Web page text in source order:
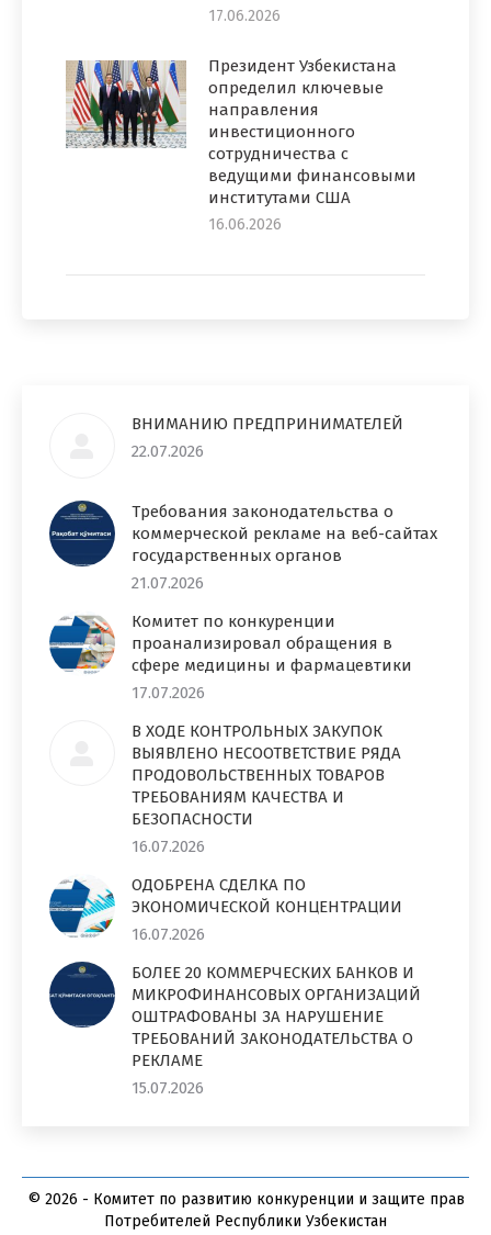
17.06.2026
Президент Узбекистана
определил ключевые
направления
инвестиционного
сотрудничества с
ведущими финансовыми
институтами США
16.06.2026
ВНИМАНИЮ ПРЕДПРИНИМАТЕЛЕЙ
22.07.2026
Требования законодательства о
коммерческой рекламе на веб-сайтах
государственных органов
21.07.2026
Комитет по конкуренции
проанализировал обращения в
сфере медицины и фармацевтики
17.07.2026
В ХОДЕ КОНТРОЛЬНЫХ ЗАКУПОК
ВЫЯВЛЕНО НЕСООТВЕТСТВИЕ РЯДА
ПРОДОВОЛЬСТВЕННЫХ ТОВАРОВ
ТРЕБОВАНИЯМ КАЧЕСТВА И
БЕЗОПАСНОСТИ
16.07.2026
ОДОБРЕНА СДЕЛКА ПО
ЭКОНОМИЧЕСКОЙ КОНЦЕНТРАЦИИ
16.07.2026
БОЛЕЕ 20 КОММЕРЧЕСКИХ БАНКОВ И
МИКРОФИНАНСОВЫХ ОРГАНИЗАЦИЙ
ОШТРАФОВАНЫ ЗА НАРУШЕНИЕ
ТРЕБОВАНИЙ ЗАКОНОДАТЕЛЬСТВА О
РЕКЛАМЕ
15.07.2026
© 2026 - Комитет по развитию конкуренции и защите прав
Потребителей Республики Узбекистан